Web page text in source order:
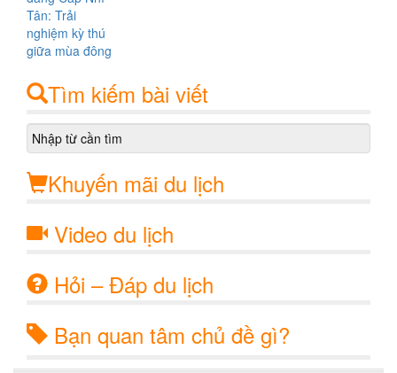
Tìm kiếm bài viết
Khuyến mãi du lịch
Video du lịch
Hỏi – Đáp du lịch
Bạn quan tâm chủ đề gì?